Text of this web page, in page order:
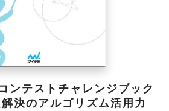
ンテストチャレンジブック
決のアルゴリズム活用力